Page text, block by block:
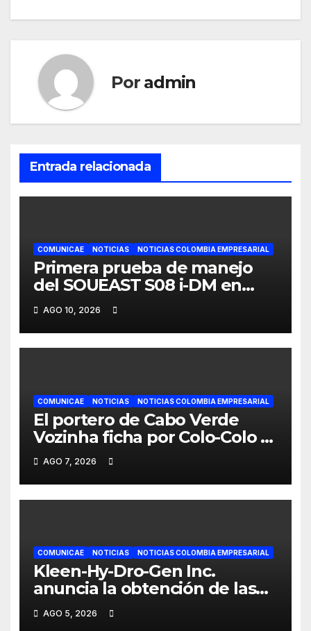
Por admin
Entrada relacionada
COMUNICAE NOTICIAS NOTICIAS COLOMBIA EMPRESARIAL
Primera prueba de manejo
del SOUEAST S08 i-DM en
México recibe grandes
elogios por su confort
superior
AGO 10, 2026
COMUNICAE NOTICIAS NOTICIAS COLOMBIA EMPRESARIAL
El portero de Cabo Verde
Vozinha ficha por Colo-Colo y
JETOUR respalda su nueva
etapa
AGO 7, 2026
COMUNICAE NOTICIAS NOTICIAS COLOMBIA EMPRESARIAL
Kleen-Hy-Dro-Gen Inc.
anuncia la obtención de las
certificaciones ISO 9001:2015 y
TSSA
AGO 5, 2026